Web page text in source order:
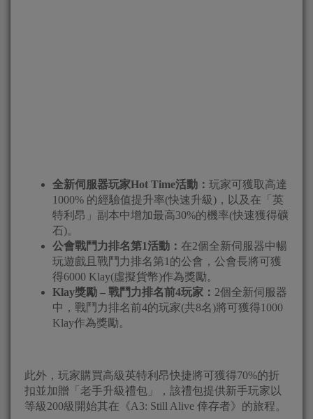
全新伺服器玩家Hot Time活動： 玩家可獲取高達
1000% 的經驗值提升率(快速升級)，以及在「英
特利昂」副本中增加最高30%的機率(快速獲得礦
石)。
公會戰鬥力排名第1活動： 在2個全新伺服器中暢
玩遊戲且戰鬥力排名第1的公會，公會長將可獲
得6000 Klay(虛擬貨幣)作為獎勵。
Klay獎勵 – 戰鬥力排名前4玩家： 2個全新伺服器
中，戰鬥力排名前4的玩家(共8名)將可獲得1000
Klay作為獎勵。
此外，玩家購買高級英特利昂快捷將可獲得70%的折
扣並加贈「老手升級禮包」，該禮包提供新手玩家以
等級200級開始其在《A3: Still Alive 倖存者》的旅程。